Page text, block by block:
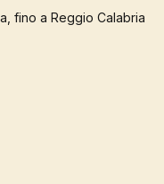
fino a Reggio Calabria